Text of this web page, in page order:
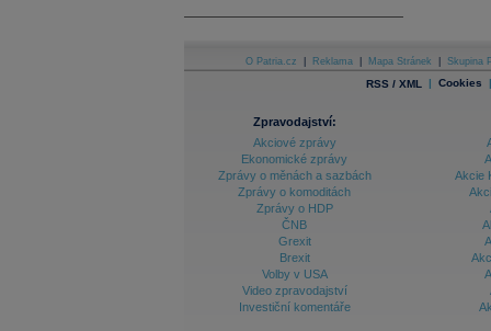
O Patria.cz Reklama Mapa Stránek Skupina
RSS / XML | Cookies |
Zpravodajství:
Akciové zprávy
Ekonomické zprávy
Zprávy o měnách a sazbách
Zprávy o komoditách
Zprávy o HDP
ČNB
Grexit
Brexit
Volby v USA
Video zpravodajství
Investiční komentáře
Akcie